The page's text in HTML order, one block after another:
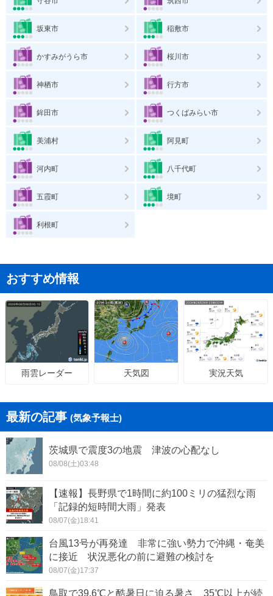
坂東市 稲敷市
かすみがうら市 桜川市
神栖市 行方市
鉾田市 つくばみらい市
美浦村 阿見町
河内町 八千代町
五霞町 境町
利根町
おすすめ情報
雨雲レーダー 天気図 実況天気
最新の記事 (気象予報士)
茨城県で震度3の地震 津波の心配なし
08/08(土)03:48
【速報】長野県で1時間に約100ミリの猛烈な雨
「記録的短時間大雨」発表
08/07(金)18:41
台風13号が再発達 非常に強い勢力で沖縄・奄美
に接近 状況悪化の前に避難の検討を
08/07(金)17:37
鳥取で39.6℃と酷暑日に迫る暑さ 35℃以上が続